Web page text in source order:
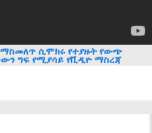
ሲሞክሩ የተያዙት የውጭ
ግፍ የሚያሳይ የቪዲዮ ማስረጃ